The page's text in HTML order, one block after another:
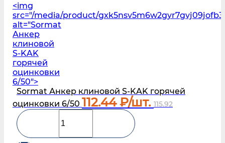
<img
src="/media/product/
alt="Sormat
Анкер
клиновой
S‑KAK
горячей
оцинковки
6/50">
Sormat Анкер клиновой S‑KAK горячей
оцинковки 6/50 112.44₽/шт. 115.92